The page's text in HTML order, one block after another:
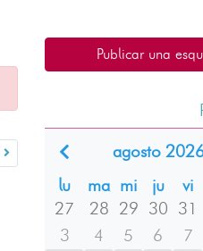
Publicar una
agosto
lu
ma mi ju vi
27
28 29 30 31
3
4 5 6 7